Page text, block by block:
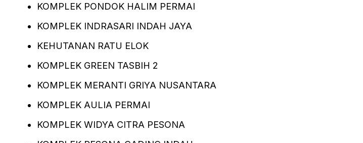
KOMPLEK PONDOK HALIM PERMAI
KOMPLEK INDRASARI INDAH JAYA
KEHUTANAN RATU ELOK
KOMPLEK GREEN TASBIH 2
KOMPLEK MERANTI GRIYA NUSANTARA
KOMPLEK AULIA PERMAI
KOMPLEK WIDYA CITRA PESONA